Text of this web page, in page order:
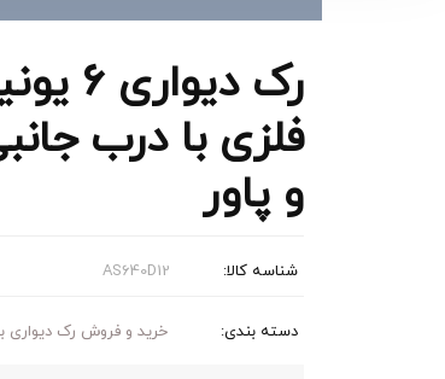
فلزی با درب
و پاور
شناسه کالا: AS640D12
دسته بندی: خرید و فروش رک دیواری